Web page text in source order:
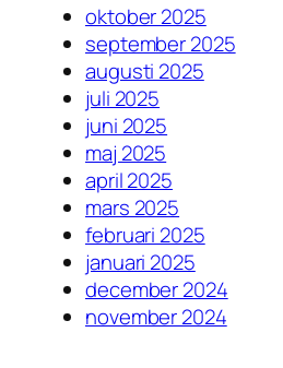
oktober 2025
september 2025
augusti 2025
juli 2025
juni 2025
maj 2025
april 2025
mars 2025
februari 2025
januari 2025
december 2024
november 2024